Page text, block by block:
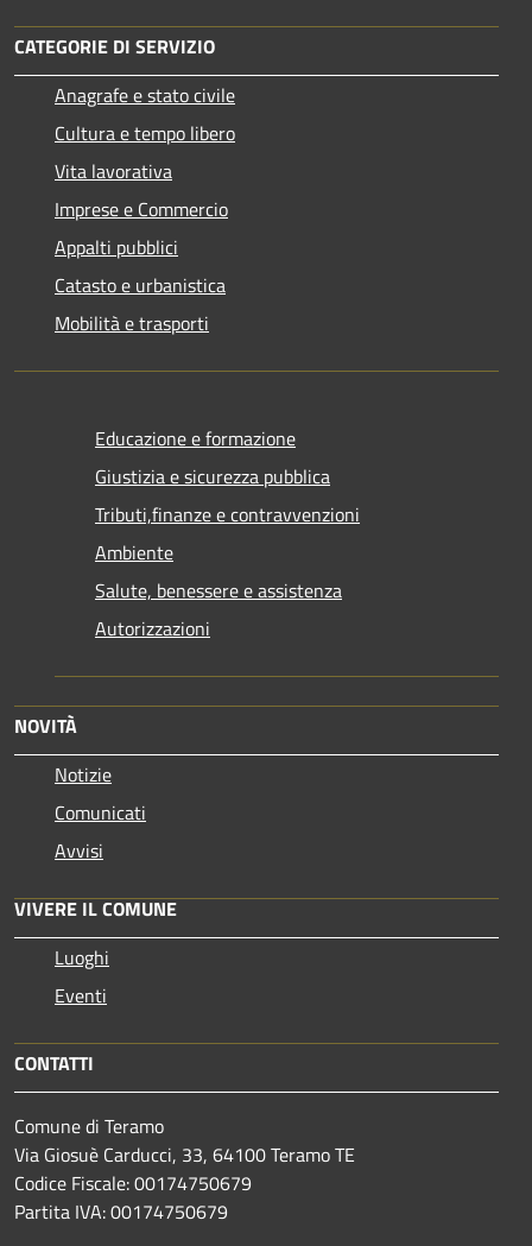
CATEGORIE DI SERVIZIO
Anagrafe e stato civile
Cultura e tempo libero
Vita lavorativa
Imprese e Commercio
Appalti pubblici
Catasto e urbanistica
Mobilità e trasporti
Educazione e formazione
Giustizia e sicurezza pubblica
Tributi,finanze e contravvenzioni
Ambiente
Salute, benessere e assistenza
Autorizzazioni
NOVITÀ
Notizie
Comunicati
Avvisi
VIVERE IL COMUNE
Luoghi
Eventi
CONTATTI
Comune di Teramo
Via Giosuè Carducci, 33, 64100 Teramo TE
Codice Fiscale: 00174750679
Partita IVA: 00174750679